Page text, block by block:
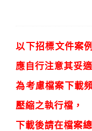
以 下招標文件案
應自行注意其妥
為考慮檔案下載
壓縮之執行檔，
下載後請在檔案